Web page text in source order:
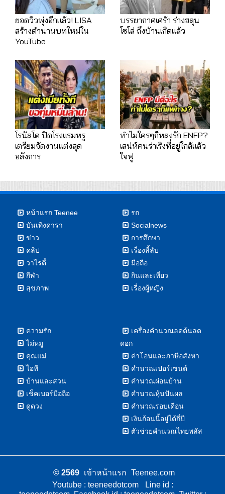
ยอดวิวพุ่งอีกแล้ว! LISA
สร้างตำนานบทใหม่ใน
YouTube
บรรยากาศเศร้า ร่างฮลุน
โซโล่ ถึงบ้านเกิดแล้ว
โรนัลโด ปิดโรงแรมหรู
เตรียมจัดงานแต่งสุด
อลังการ
ทำไมใครๆก็หลงรัก ENFP?
เสน่ห์คนร่าเริงที่อยู่ใกล้แล้ว
ใจฟู
หน้าแรก Teenee
บันเทิงดารา
ข่าว
คลิป
วาไรตี้
กีฬา
สุขภาพ
รถ
Socialnews
การศึกษา
เรื่องลี้ลับ
มือถือ
กินและเที่ยว
เรื่องผู้หญิง
ความรัก
ไม่หมู
คุณแม่
ไอที
บ้านและสวน
เช็คเบอร์มือถือ
ดูดวง
เครื่องคำนวณลดต้นลด
ดอก
ค่าโอนและภาษีอสังหา
คำนวณเปอร์เซนต์
คำนวณผ่อนบ้าน
คำนวณหุ้นปันผล
คำนวณรอบเดือน
เงินก้อนนี้อยู่ได้กี่ปี
ตัวช่วยคำนวณไทยพลัส
© 2569 เข้าหน้าแรก Teenee.com
Youtube : teeneedotcom
Line id :